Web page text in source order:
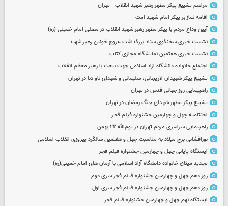
مراسم تشییع پیکر مطهر رهبر شهید انقلاب - تهران
اقامه نماز بر پیکر امام شهید امت
آیین وداع مردم با پیکر مطهر رهبر شهید انقلاب در مصلی امام خمینی (ره)
نشست خبری سخنگوی ستاد بزرگداشت عروج خونین رهبر شهید
نشست خبری هفتمین نمایشگاه مجازی کتاب
اجتماع خانواده دانشگاه آزاد اسلامی جهت بیعت با رهبر معظم انقلاب
تشییع پیکر شهیدان لاریجانی، سلیمانی و شهدای ناو دنا در تهران
راهپیمایی روز جهانی قدس در تهران
تشییع پیکر مطهر شهدای جنگ رمضان در تهران
اختتامیه چهل و چهارمین جشنواره فیلم فجر
راهپیمایی سراسری مردم تهران در یوم‌الله ۲۲ بهمن
نورافشانی برج میلاد به مناسبت چهل‌ و هفتمین سالگرد پیروزی انقلاب اسلامی
ایستگاه پایانی چهل و چهارمین جشنواره فیلم فجر
تجدید میثاق خانواده دانشگاه آزاد اسلامی با آرمان های امام خمینی(ره)
روز دهم چهل و چهارمین جشنواره فیلم فجر سری دوم
روز دهم چهل و چهارمین جشنواره فیلم فجر سری اول
ایستگاه نهم چهل و چهارمین جشنواره فیلم فجر